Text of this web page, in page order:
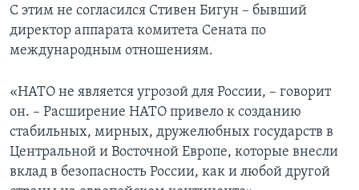
С этим не согласился Стивен Бигун – бывший
директор аппарата комитета Сената по
международным отношениям.
«НАТО не является угрозой для России, – говорит
он. – Расширение НАТО привело к созданию
стабильных, мирных, дружелюбных государств в
Центральной и Восточной Европе, которые внесли
вклад в безопасность России, как и любой другой